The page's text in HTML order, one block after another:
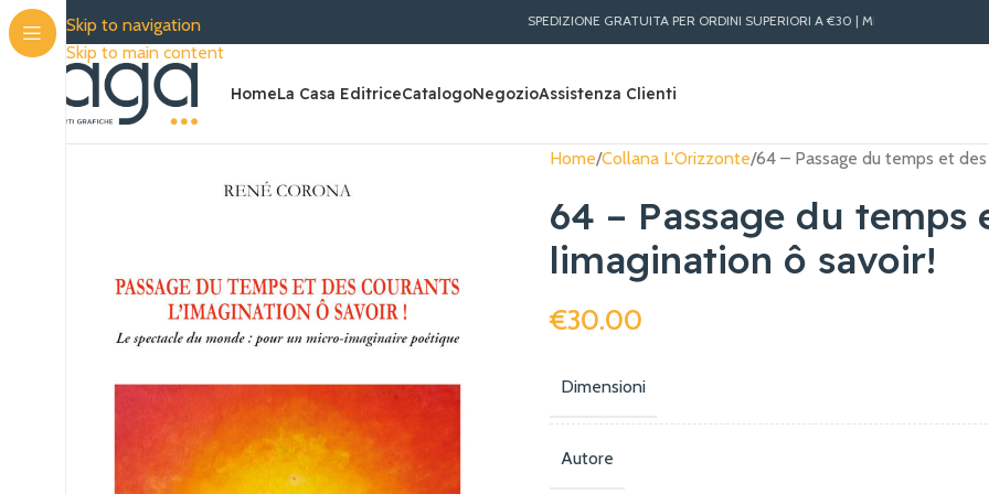
Skip to navigation
Skip to main content
SPEDIZIONE GRATUITA PER ORDINI SUPERIORI A €30 | MIGLIORI PREZZI LIBRI
HomeLa Casa EditriceCatalogoNegozioAssistenza Clienti
Home Collana L'Orizzonte 64 – Passage du temps et
64 – Passage du temps
limagination ô savoir!
€30.00
Dimensioni
Autore